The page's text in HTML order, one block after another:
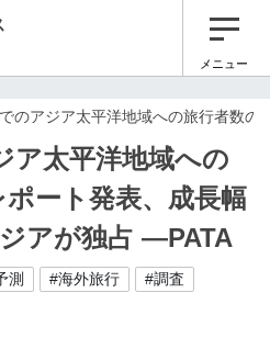
メニュー
のアジア太平洋地域への旅行者数
ア太平洋地域への
ート発表、成長幅
アが独占 ―PATA
測 #海外旅行 #調査